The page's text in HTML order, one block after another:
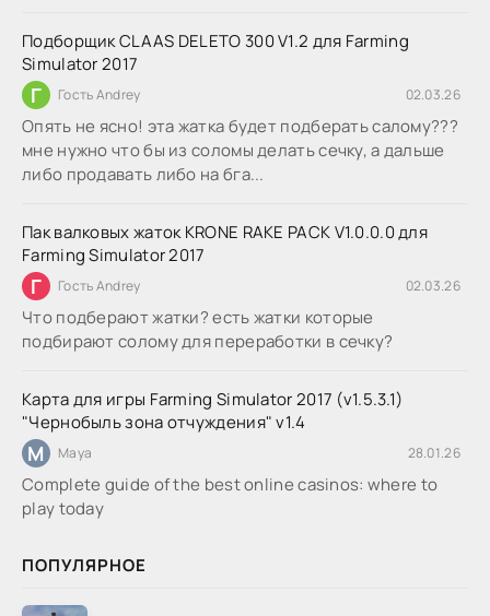
Подборщик CLAAS DELETO 300 V1.2 для Farming
Simulator 2017
Г Гость Andrey 02.03.26
Опять не ясно! эта жатка будет подберать салому???
мне нужно что бы из соломы делать сечку, а дальше
либо продавать либо на бга...
Пак валковых жаток KRONE RAKE PACK V1.0.0.0 для
Farming Simulator 2017
Г Гость Andrey 02.03.26
Что подберают жатки? есть жатки которые
подбирают солому для переработки в сечку?
Карта для игры Farming Simulator 2017 (v1.5.3.1)
"Чернобыль зона отчуждения" v1.4
M Maya 28.01.26
Complete guide of the best online casinos: where to
play today
ПОПУЛЯРНОЕ